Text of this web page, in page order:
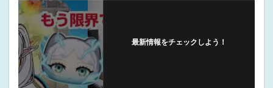
最新情報をチェックしよう！